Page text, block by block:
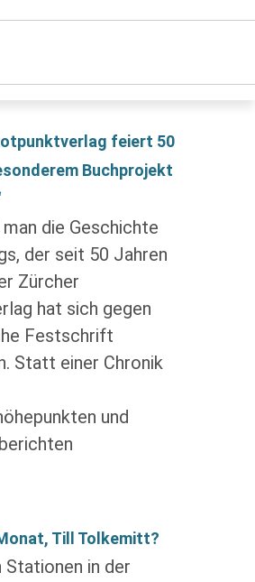
feiert 50
Buchprojekt
die Geschichte
der seit 50 Jahren
Zürcher
hat sich gegen
Festschrift
Statt einer Chronik
und
Till Tolkemitt?
Stationen in der